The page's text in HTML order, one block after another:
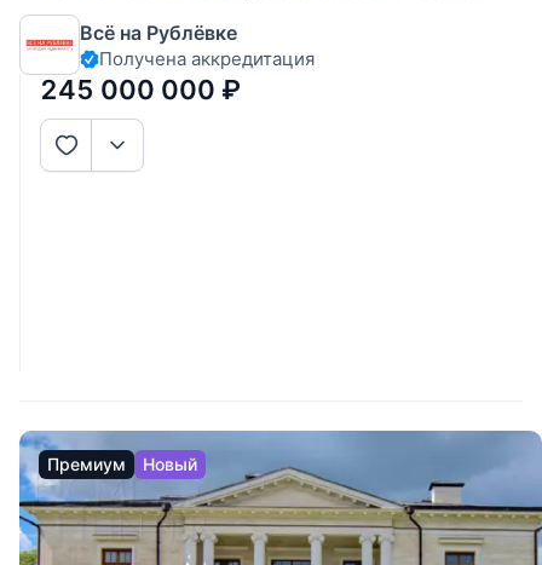
«Никологорский» (Cotton Way), Николина Гора — 24 км от
МКАД по Рублёво-Успенскому шоссе. Год постройки 2016,
отделка под ключ, шесть спален в основном доме плюс
отдельный гостевой дом на
Всё на Рублёвке
Получена аккредитация
245 000 000 ₽
Премиум Новый